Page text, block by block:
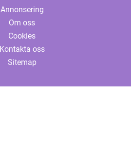
Annonsering
Om oss
Cookies
Kontakta oss
Sitemap